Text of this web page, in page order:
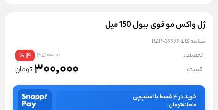
ژل واکس مو قوی بیول 150 میل
شناسه کالا: RZP-39979
تخفیف: 350000
14
%
قیمت: 300,000 تومان
خرید در ۴ قسط با اسنپ‌پی
ماهانهتومان